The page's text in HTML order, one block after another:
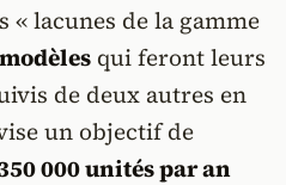
« lacunes de la gamme
qui feront leurs
de deux autres en
un objectif de
000 unités par an